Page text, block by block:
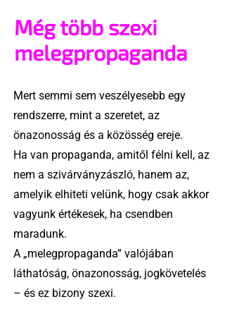
Még több szexi
melegpropaganda
Mert semmi sem veszélyesebb egy
rendszerre, mint a szeretet, az
önazonosság és a közösség ereje.
Ha van propaganda, amitől félni kell, az
nem a szivárványzászló, hanem az,
amelyik elhiteti velünk, hogy csak akkor
vagyunk értékesek, ha csendben
maradunk.
A „melegpropaganda” valójában
láthatóság, önazonosság, jogkövetelés
– és ez bizony szexi.